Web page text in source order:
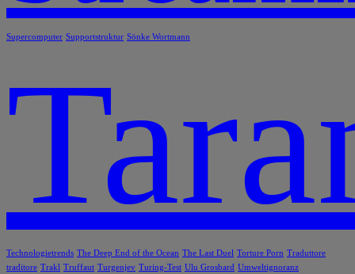
Supercomputer Supportstruktur Sönke Wortmann
Technologietrends The Deep End of the Ocean The Last Duel Torture Porn Traduttore
traditore Trakl Truffaut Turgenjev Turing-Test Ulu Grosbard Umweltignoranz